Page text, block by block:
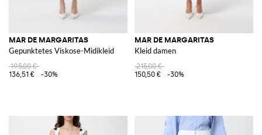
MAR DE MARGARITAS
Gepunktetes Viskose-Midikleid
195,00 €
136,51 €
-30%
MAR DE MARGARITAS
Kleid damen
215,00 €
150,50 €
-30%